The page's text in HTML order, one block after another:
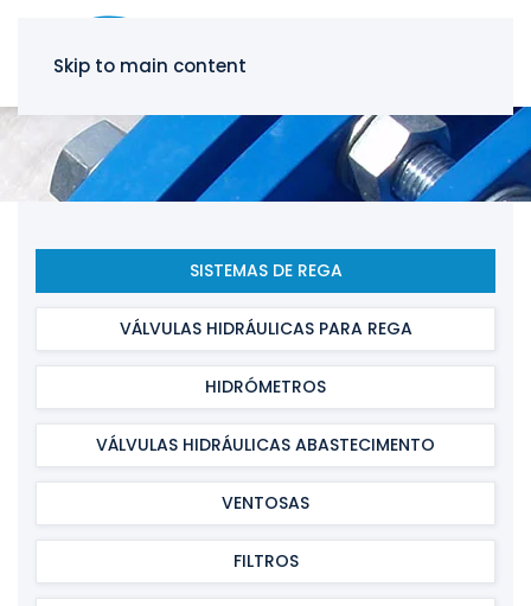
Skip to main content
SISTEMAS DE REGA
VÁLVULAS HIDRÁULICAS PARA REGA
HIDRÓMETROS
VÁLVULAS HIDRÁULICAS ABASTECIMENTO
VENTOSAS
FILTROS